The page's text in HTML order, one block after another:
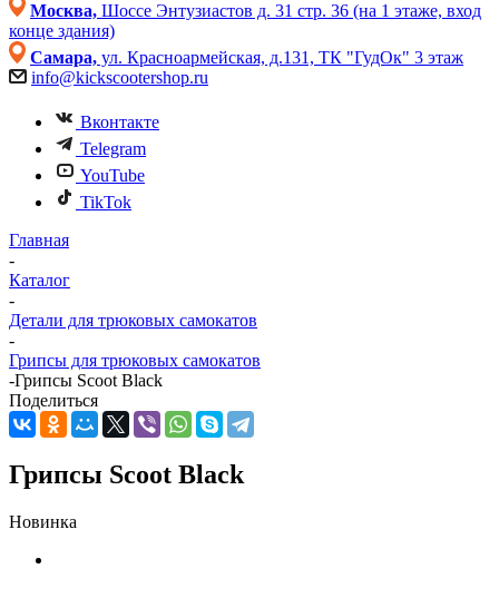
Москва, Шоссе Энтузиастов д. 31 стр. 36 (на 1 этаже, вход
конце здания)
Самара, ул. Красноармейская, д.131, ТК "ГудОк" 3 этаж
info@kickscootershop.ru
Вконтакте
Telegram
YouTube
TikTok
Главная
-
Каталог
-
Детали для трюковых самокатов
-
Грипсы для трюковых самокатов
-Грипсы Scoot Black
Поделиться
Грипсы Scoot Black
Новинка